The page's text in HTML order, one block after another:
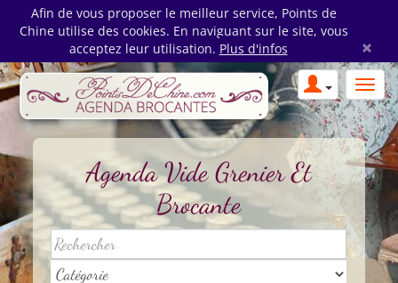
Afin de vous proposer le meilleur service, Points de
Chine utilise des cookies. En naviguant sur le site, vous
acceptez leur utilisation. Plus d'infos ×
Agenda Vide Grenier Et
Brocante